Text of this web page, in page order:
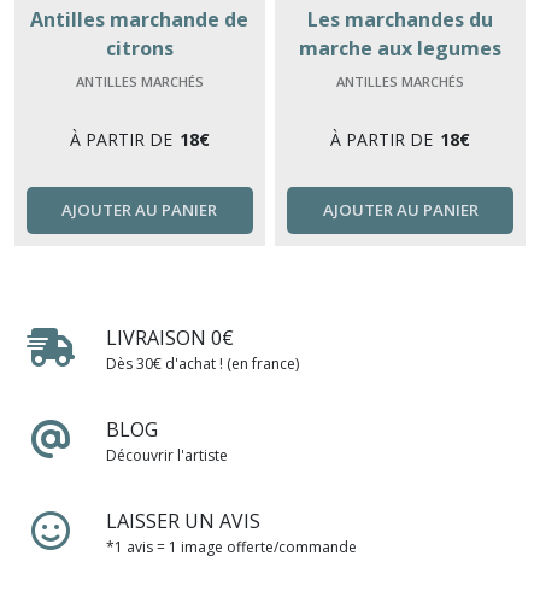
Antilles marchande de
citrons
ANTILLES MARCHÉS
À PARTIR DE 18€
AJOUTER AU PANIER
Les marchandes du
marche aux legumes
ANTILLES MARCHÉS
À PARTIR DE 18€
AJOUTER AU PANIER
LIVRAISON 0€
Dès 30€ d'achat ! (en france)
BLOG
Découvrir l'artiste
LAISSER UN AVIS
*1 avis = 1 image offerte/commande